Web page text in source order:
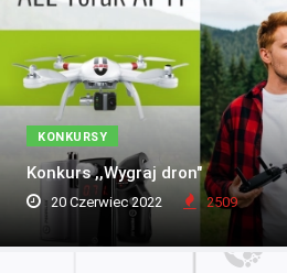
KONKURSY
Konkurs ,,Wygraj dron"
20 Czerwiec 2022 2509